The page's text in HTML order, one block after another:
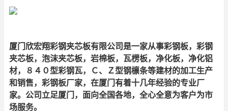
厦门欣宏翔彩钢夹芯板有限公司是一家从事彩钢板，彩钢
夹芯板，泡沫夹芯板，岩棉板，瓦楞板，净化板，净化铝
材，８４０型彩钢瓦，Ｃ、Ｚ型钢檩条等建材的加工生产
和销售，彩钢板厂家，在厦门有着十几年经验的专业厂
家。公司立足厦门，面向全国各地，全心全意为客户为市
场服务。